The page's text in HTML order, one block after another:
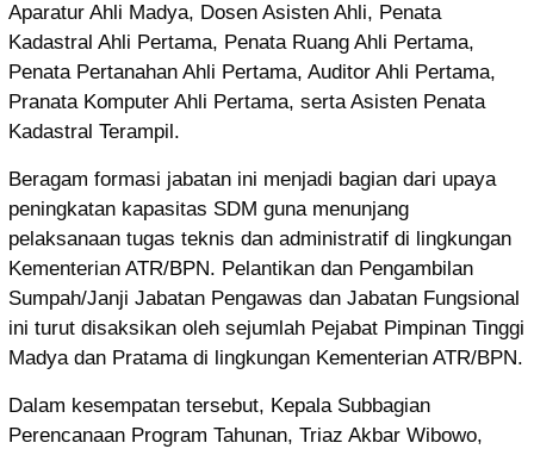
Aparatur Ahli Madya, Dosen Asisten Ahli, Penata
Kadastral Ahli Pertama, Penata Ruang Ahli Pertama,
Penata Pertanahan Ahli Pertama, Auditor Ahli Pertama,
Pranata Komputer Ahli Pertama, serta Asisten Penata
Kadastral Terampil.
Beragam formasi jabatan ini menjadi bagian dari upaya
peningkatan kapasitas SDM guna menunjang
pelaksanaan tugas teknis dan administratif di lingkungan
Kementerian ATR/BPN. Pelantikan dan Pengambilan
Sumpah/Janji Jabatan Pengawas dan Jabatan Fungsional
ini turut disaksikan oleh sejumlah Pejabat Pimpinan Tinggi
Madya dan Pratama di lingkungan Kementerian ATR/BPN.
Dalam kesempatan tersebut, Kepala Subbagian
Perencanaan Program Tahunan, Triaz Akbar Wibowo,